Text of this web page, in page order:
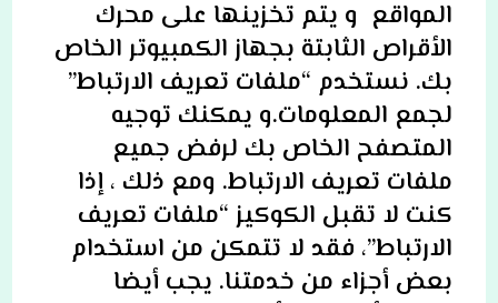
المواقع و يتم تخزينها على محرك
الأقراص الثابتة بجهاز الكمبيوتر الخاص
بك. نستخدم “ملفات تعريف الارتباط”
لجمع المعلومات.و يمكنك توجيه
المتصفح الخاص بك لرفض جميع
ملفات تعريف الارتباط. ومع ذلك ، إذا
كنت لا تقبل الكوكيز “ملفات تعريف
الارتباط”، فقد لا تتمكن من استخدام
بعض أجزاء من خدمتنا. يجب أيضا